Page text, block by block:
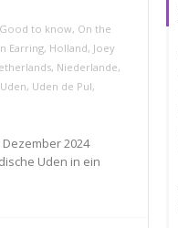
Good to know, On the
Earring, Holland, Joey
, Niederlande,
Uden, Uden de Pul,
2024
Uden in ein